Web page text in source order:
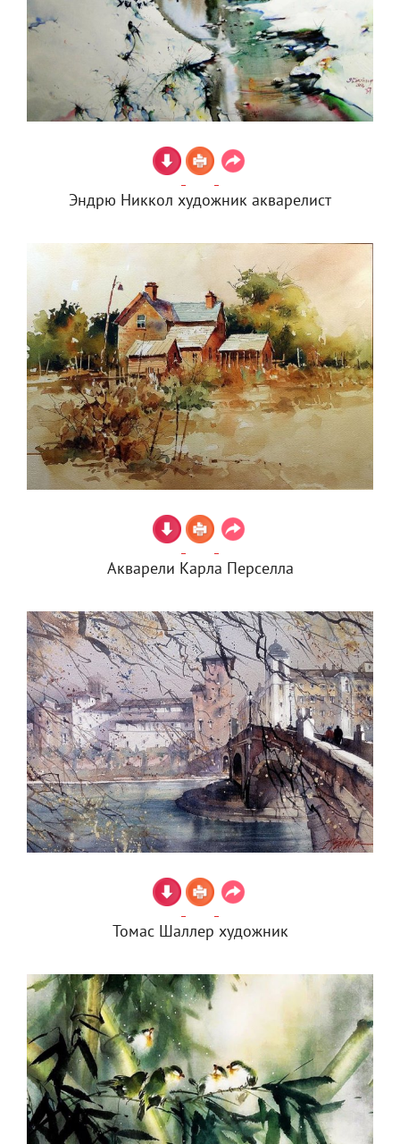
Эндрю Никкол художник акварелист
Акварели Карла Перселла
Томас Шаллер художник